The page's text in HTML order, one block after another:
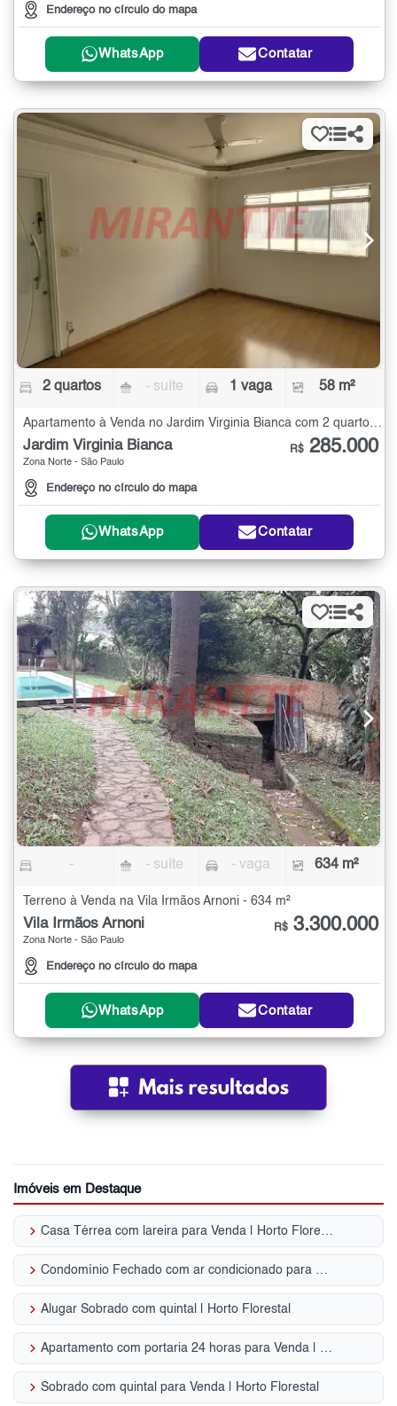
Endereço no círculo do mapa
WhatsApp Contatar
2 quartos - suíte 1 vaga 58 m²
Jardim Virginia Bianca
Zona Norte - São Paulo
Endereço no círculo do mapa
R$ 285.000
WhatsApp Contatar
- - suíte - vaga 634 m²
Terreno à Venda na Vila Irmãos Arnoni - 634 m²
Vila Irmãos Arnoni
Zona Norte - São Paulo
Endereço no círculo do mapa
R$ 3.300.000
WhatsApp Contatar
Imóveis em Destaque
keyboard_arrow_right Casa Térrea com lareira para Venda | Horto Florestal
keyboard_arrow_right Condomínio Fechado com ar condicionado para Venda | Horto Florestal
keyboard_arrow_right Alugar Sobrado com quintal | Horto Florestal
keyboard_arrow_right Apartamento com portaria 24 horas para Venda | Horto Florestal
keyboard_arrow_right Sobrado com quintal para Venda | Horto Florestal